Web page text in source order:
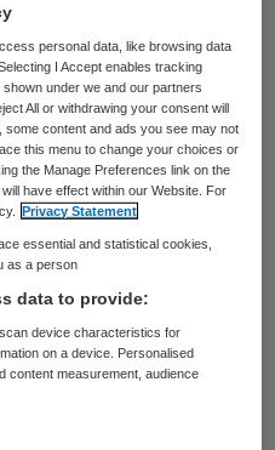
Sint Annaklooster
Broeks benoeming
Hans van den
Met het
is de
van zes
is directeur
Ziekenhuis in
adviseur van de
SWZ in Son.
personal data, like browsing data
I Accept enables tracking
under we and our partners
All or withdrawing your consent will
content and ads you see may not
this menu to change your choices or
the Manage Preferences link on the
have effect within our Website. For
Privacy Statement
essential and statistical cookies,
as a person
data to provide:
device characteristics for
on a device. Personalised
content measurement, audience